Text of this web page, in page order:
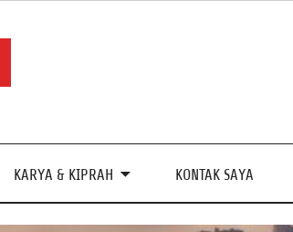
KARYA & KIPRAH KONTAK SAYA